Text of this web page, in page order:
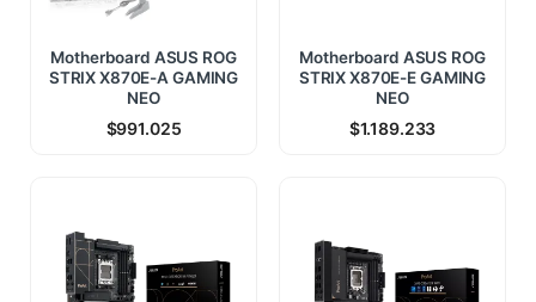
Motherboard ASUS ROG
STRIX X870E-A GAMING
NEO
$991.025
Motherboard ASUS ROG
STRIX X870E-E GAMING
NEO
$1.189.233